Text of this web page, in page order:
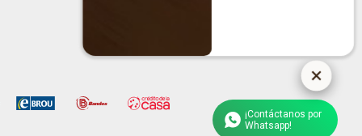
¡Contáctanos por
Whatsapp!